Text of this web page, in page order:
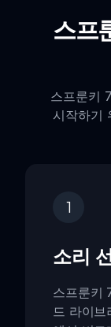
스프
스프룬키
시작하기
1
소리
스프룬키
드 라이